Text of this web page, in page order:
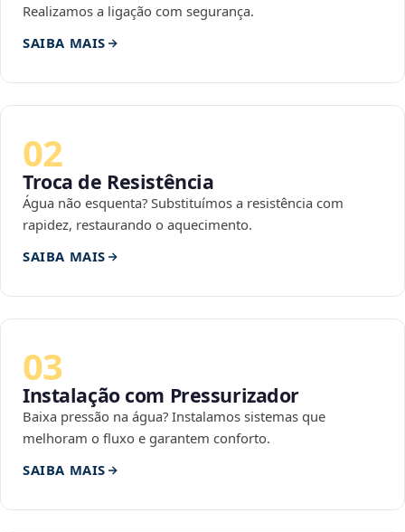
Realizamos a ligação com segurança.
SAIBA MAIS
02
Troca de Resistência
Água não esquenta? Substituímos a resistência com
rapidez, restaurando o aquecimento.
SAIBA MAIS
03
Instalação com Pressurizador
Baixa pressão na água? Instalamos sistemas que
melhoram o fluxo e garantem conforto.
SAIBA MAIS